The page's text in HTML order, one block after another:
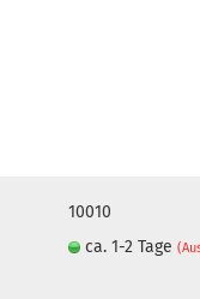
10010
ca. 1-2 Tage